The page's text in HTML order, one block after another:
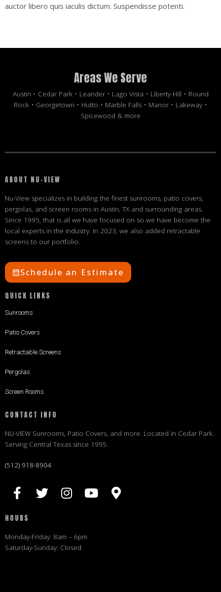
auctor libero quis iaculis dictum. Suspendisse potenti.
Areas We Serve
Austin • Cedar Park • Leander • Lago Vista • Liberty Hill • Round
Rock • Georgetown • Hutto • Marble Falls • Manor • Lakeway •
Spicewood & more
ABOUT NU-VIEW
Nu-View specializes in building the finest sunrooms, patio covers,
pergolas, and screen rooms in Austin, TX and surrounding areas.
Since 1995, that is all we have focused on so we have become the
local experts in the industry. In 2023, we also added retractable
screens to our portfolio.
Schedule an Estimate
QUICK LINKS
Sunrooms
Patio Covers
Retractable Screens
Pergolas
Screen Rooms
CONTACT INFO
NU-VIEW Sunrooms, Patio Covers, and more. Located in Cedar Park.
Serving Central Texas since 1995.
(512) 918-8904
HOURS
Monday-Friday: 8am – 6pm
Saturday-Sunday: Closed